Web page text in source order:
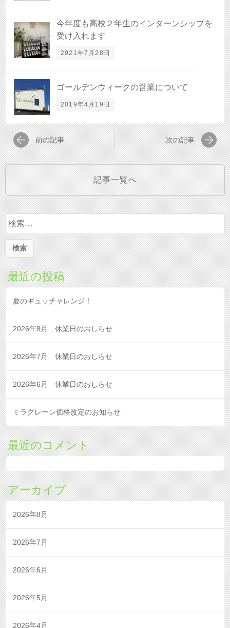
今年度も高校２年生のインターンシップを
受け入れます
2021年7月28日
ゴールデンウィークの営業について
2019年4月19日
前の記事 次の記事
記事一覧へ
検
索:
最近の投稿
夏のギュッチャレンジ！
2026年8月 休業日のおしらせ
2026年7月 休業日のおしらせ
2026年6月 休業日のおしらせ
ミラグレーン価格改定のお知らせ
最近のコメント
アーカイブ
2026年8月
2026年7月
2026年6月
2026年5月
2026年4月